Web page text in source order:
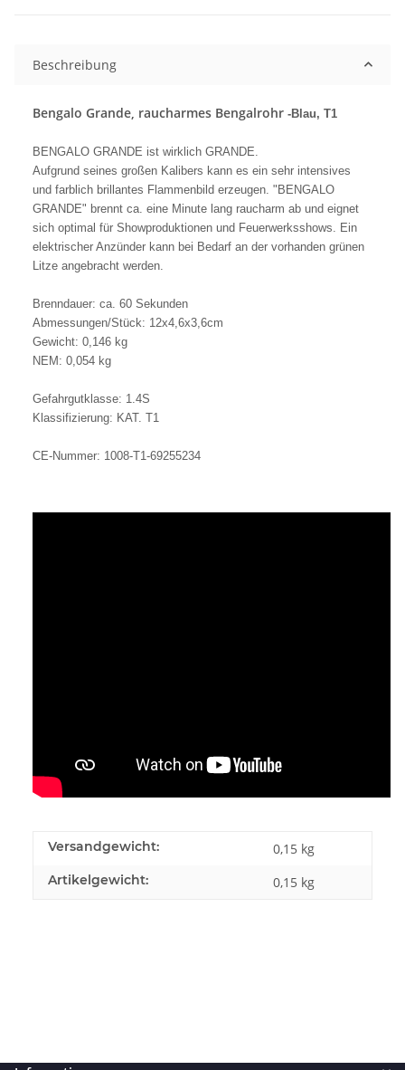
Beschreibung
Bengalo Grande, raucharmes Bengalrohr -Blau, T1
BENGALO GRANDE ist wirklich GRANDE.
Aufgrund seines großen Kalibers kann es ein sehr intensives
und farblich brillantes Flammenbild erzeugen. "BENGALO
GRANDE" brennt ca. eine Minute lang raucharm ab und eignet
sich optimal für Showproduktionen und Feuerwerksshows. Ein
elektrischer Anzünder kann bei Bedarf an der vorhanden grünen
Litze angebracht werden.
Brenndauer: ca. 60 Sekunden
Abmessungen/Stück: 12x4,6x3,6cm
Gewicht: 0,146 kg
NEM: 0,054 kg
Gefahrgutklasse: 1.4S
Klassifizierung: KAT. T1
CE-Nummer: 1008-T1-69255234
Versandgewicht: 0,15 kg
Artikelgewicht: 0,15 kg